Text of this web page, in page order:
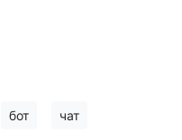
бот чат